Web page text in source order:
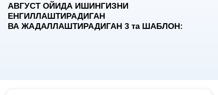
АВГУСТ ОЙИДА ИШИНГИЗНИ
ЕНГИЛЛАШТИРАДИГАН
ВА ЖАДАЛЛАШТИРАДИГАН 3 таШАБЛОН: